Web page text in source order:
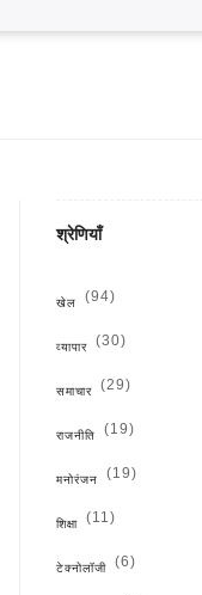
श्रेणियाँ
खेल (94)
व्यापार (30)
समाचार (29)
राजनीति (19)
मनोरंजन (19)
शिक्षा (11)
टेक्नोलॉजी (6)